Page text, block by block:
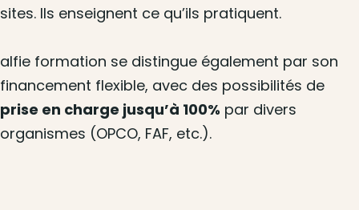
sites. Ils enseignent ce qu’ils pratiquent.
alfie formation se distingue également par son
financement flexible, avec des possibilités de
prise en charge jusqu’à 100% par divers
organismes (OPCO, FAF, etc.).